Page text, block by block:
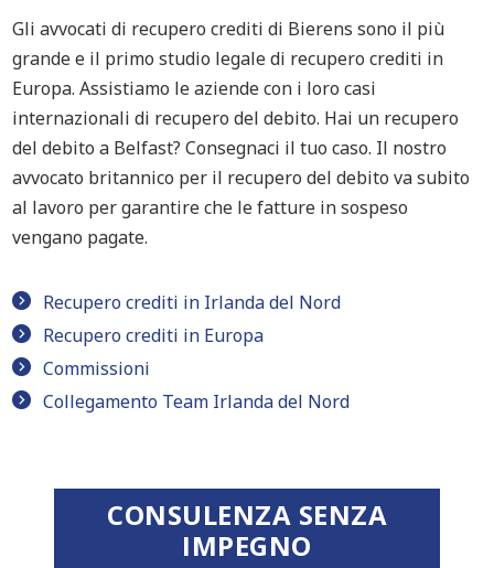
Gli avvocati di recupero crediti di Bierens sono il più
grande e il primo studio legale di recupero crediti in
Europa. Assistiamo le aziende con i loro casi
internazionali di recupero del debito. Hai un recupero
del debito a Belfast? Consegnaci il tuo caso. Il nostro
avvocato britannico per il recupero del debito va subito
al lavoro per garantire che le fatture in sospeso
vengano pagate.
Recupero crediti in Irlanda del Nord
Recupero crediti in Europa
Commissioni
Collegamento Team Irlanda del Nord
CONSULENZA SENZA
IMPEGNO